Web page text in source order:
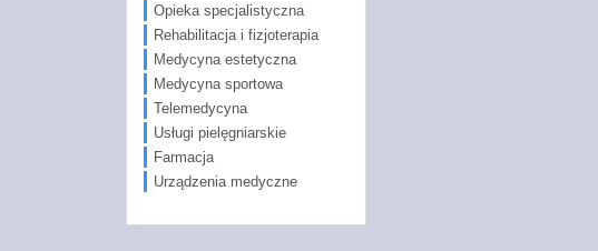
Opieka specjalistyczna
Rehabilitacja i fizjoterapia
Medycyna estetyczna
Medycyna sportowa
Telemedycyna
Usługi pielęgniarskie
Farmacja
Urządzenia medyczne